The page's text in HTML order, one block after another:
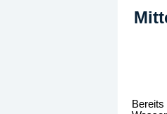
Bereits